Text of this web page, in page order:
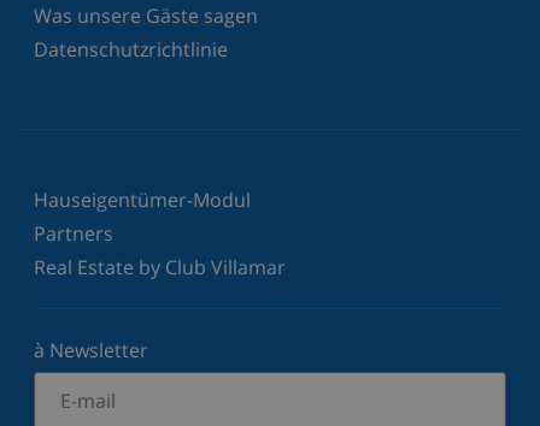
Was unsere Gäste sagen
Datenschutzrichtlinie
Hauseigentümer-Modul
Partners
Real Estate by Club Villamar
à Newsletter